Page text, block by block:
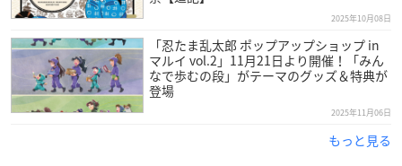
2025年10月08日
「忍たま乱太郎 ポップアップショップ in
マルイ vol.2」11月21日より開催！「みん
なで歩むの段」がテーマのグッズ＆特典が
登場
2025年11月06日
もっと見る